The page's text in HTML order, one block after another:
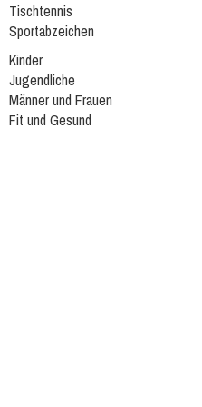
Tischtennis
Sportabzeichen
Kinder
Jugendliche
Männer und Frauen
Fit und Gesund